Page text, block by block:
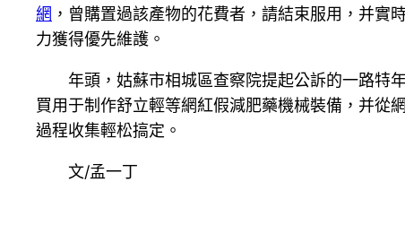
網 ，曾購置過該產物的花費者，請結束服用，并
力獲得優先維護。
年頭，姑蘇市相城區查察院提起公訴的一路特年
買用于制作舒立輕等網紅假減肥藥機械裝備，并從
過程收集輕松搞定。
文/孟一丁